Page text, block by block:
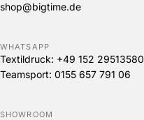
shop@bigtime.de
WHATSAPP
Textildruck: +49 152 29513580
Teamsport: 0155 657 791 06
SHOWROOM